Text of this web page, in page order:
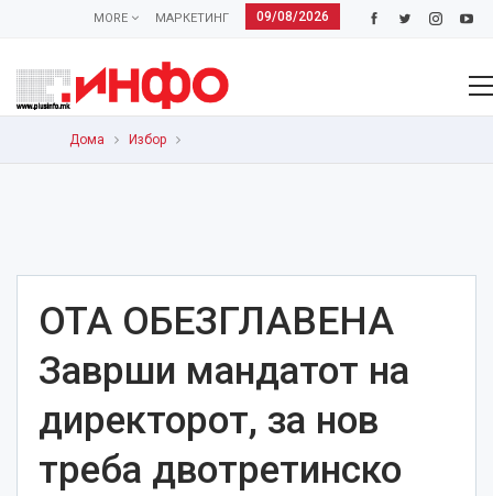
09/08/2026
МАРКЕТИНГ
MORE
Дома Избор
ОТА ОБЕЗГЛАВЕНА
Заврши мандатот на
директорот, за нов
треба двотретинско